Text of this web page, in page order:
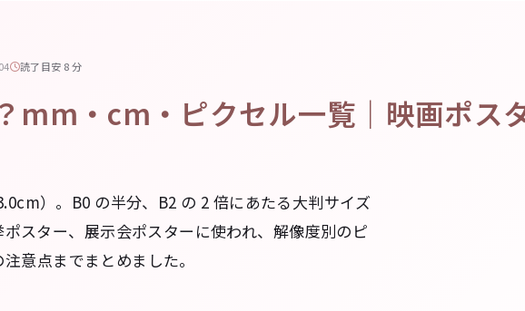
読了目安 8 分
mm・cm・ピクセル一覧｜映画ポス
）。B0 の半分、B2 の 2 倍にあたる大判サイズ
スター、展示会ポスターに使われ、解像度別のピ
意点までまとめました。